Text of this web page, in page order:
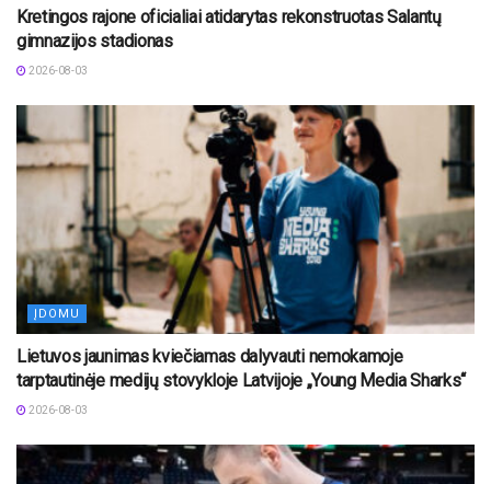
Kretingos rajone oficialiai atidarytas rekonstruotas Salantų
gimnazijos stadionas
2026-08-03
ĮDOMU
Lietuvos jaunimas kviečiamas dalyvauti nemokamoje
tarptautinėje medijų stovykloje Latvijoje „Young Media Sharks“
2026-08-03